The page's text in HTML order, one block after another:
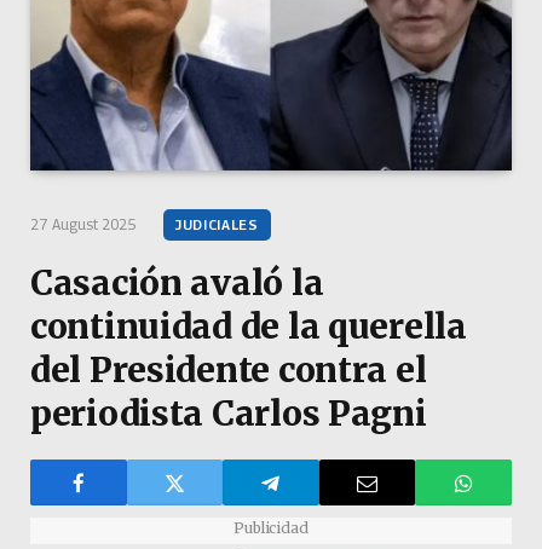
27 August 2025 JUDICIALES
Casación avaló la
continuidad de la querella
del Presidente contra el
periodista Carlos Pagni
Publicidad